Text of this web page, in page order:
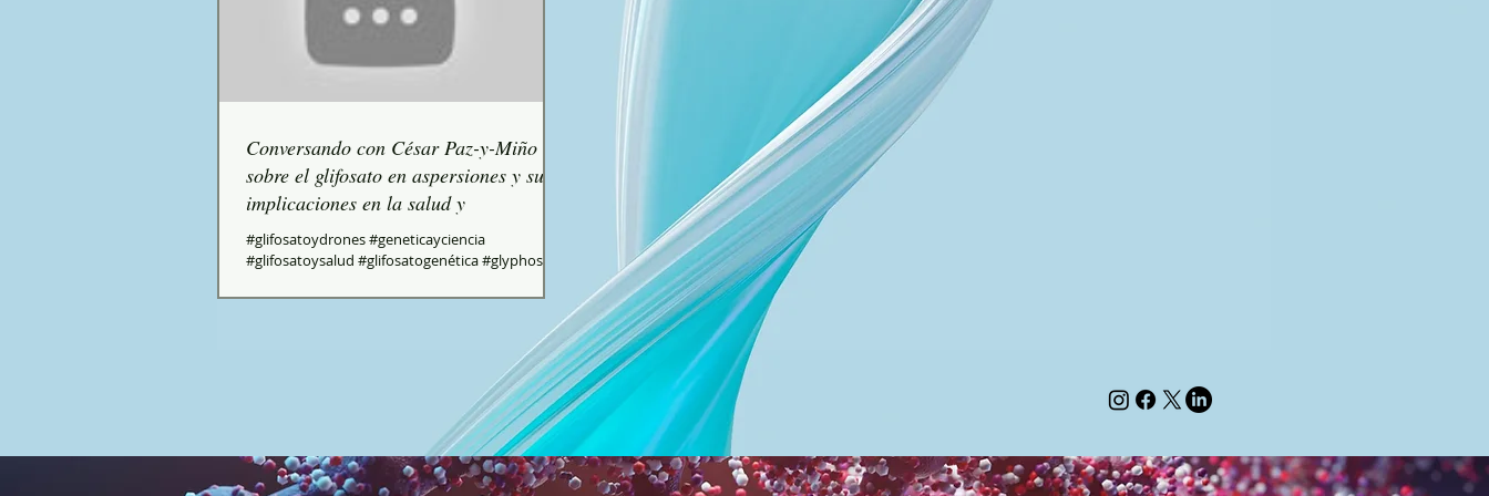
Conversando con César Paz-y-Miño
sobre el glifosato en aspersiones y sus
implicaciones en la salud y
#glifosatoydrones #geneticayciencia
#glifosatoysalud #glifosatogenética #glyphosate